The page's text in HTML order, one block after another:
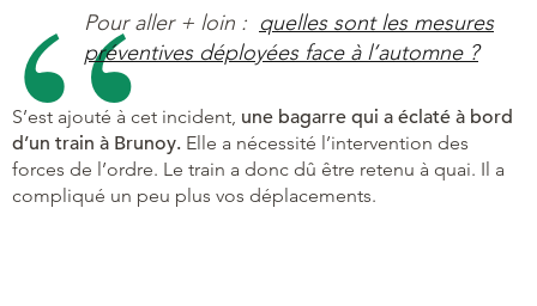
Pour aller + loin : quelles sont les mesures
préventives déployées face à l’automne ?
S’est ajouté à cet incident, une bagarre qui a éclaté à bord
d’un train à Brunoy. Elle a nécessité l’intervention des
forces de l’ordre. Le train a donc dû être retenu à quai. Il a
compliqué un peu plus vos déplacements.